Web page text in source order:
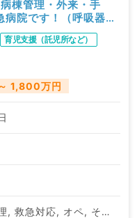
棟管理・外来・手
院です！（呼吸器外
育児支援（託児所など）
1,800万円
一般外来, 病棟管理, 救急対応, オペ, その他